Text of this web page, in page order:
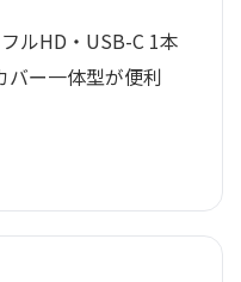
ルHD・USB-C 1本
ー一体型が便利